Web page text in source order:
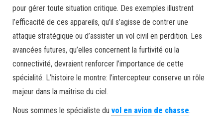
pour gérer toute situation critique. Des exemples illustrent
l’efficacité de ces appareils, qu’il s’agisse de contrer une
attaque stratégique ou d’assister un vol civil en perdition. Les
avancées futures, qu’elles concernent la furtivité ou la
connectivité, devraient renforcer l’importance de cette
spécialité. L’histoire le montre: l’intercepteur conserve un rôle
majeur dans la maîtrise du ciel.
Nous sommes le spécialiste du vol en avion de chasse.